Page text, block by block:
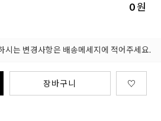
0원
시는 변경사항은 배송메세지에 적어주세요.
장바구니 ♡